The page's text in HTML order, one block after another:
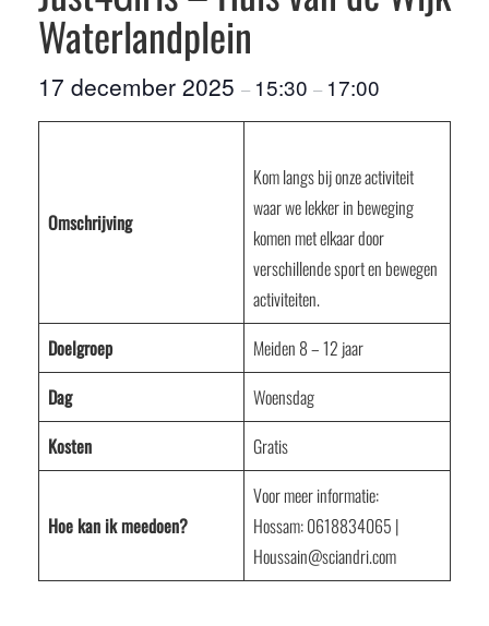
Waterlandplein
17 december 2025 – 15:30 – 17:00
Omschrijving
Kom langs bij onze activiteit
waar we lekker in beweging
komen met elkaar door
verschillende sport en bewegen
activiteiten.
Doelgroep
Meiden 8 – 12 jaar
Dag
Woensdag
Kosten
Gratis
Hoe kan ik meedoen?
Voor meer informatie:
Hossam: 0618834065 |
Houssain@sciandri.com